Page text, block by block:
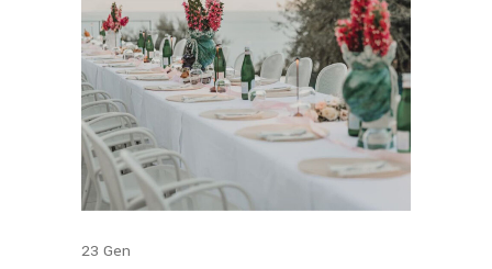
23 Gen